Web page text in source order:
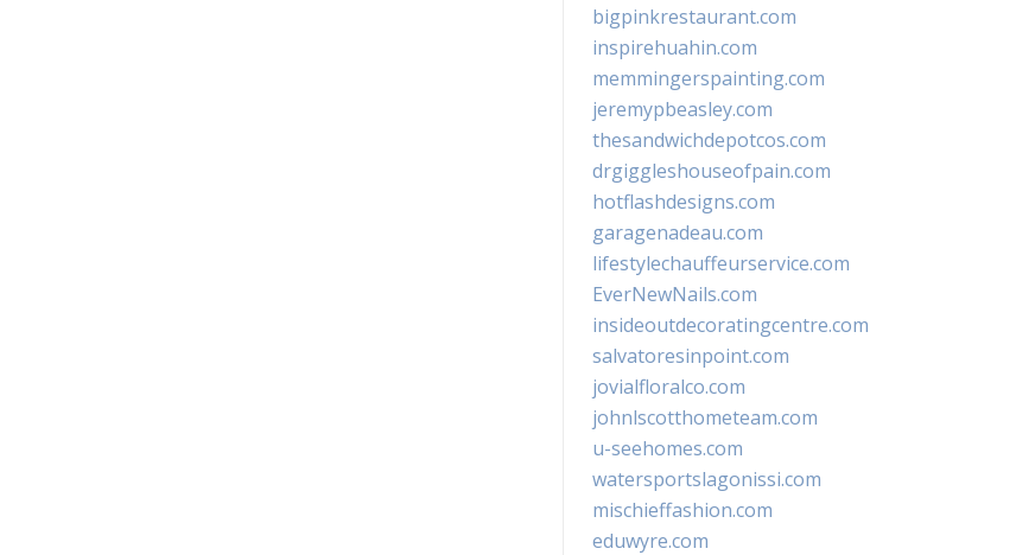
bigpinkrestaurant.com
inspirehuahin.com
memmingerspainting.com
jeremypbeasley.com
thesandwichdepotcos.com
drgiggleshouseofpain.com
hotflashdesigns.com
garagenadeau.com
lifestylechauffeurservice.com
EverNewNails.com
insideoutdecoratingcentre.com
salvatoresinpoint.com
jovialfloralco.com
johnlscotthometeam.com
u-seehomes.com
watersportslagonissi.com
mischieffashion.com
eduwyre.com